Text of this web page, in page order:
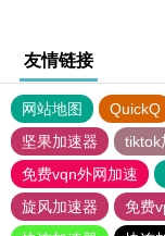
友情链接
网站地图 QuickQ
坚果加速器
tiktok
免费vqn外网加速
旋风加速器
免费